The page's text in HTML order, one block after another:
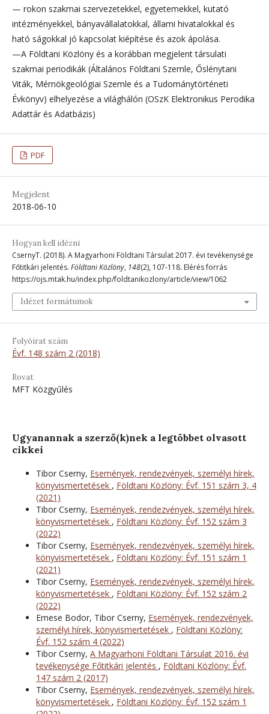
— rokon szakmai szervezetekkel, egyetemekkel, kutató
intézményekkel, bányavállalatokkal, állami hivatalokkal és
ható ságokkal jó kapcsolat kiépítése és azok ápolása.
—A Földtani Közlöny és a korábban megjelent társulati
szakmai periodikák (Általános Földtani Szemle, Őslénytani
Viták, Mérnökgeológiai Szemle és a Tudománytörténeti
Évkönyv) elhelyezése a világhálón (OSzK Elektronikus Perodika
Adattár és Adatbázis)
PDF
Megjelent
2018-06-10
Hogyan kell idézni
CsernyT. (2018). A Magyarhoni Földtani Társulat 2017. évi tevékenysége
Főtitkári jelentés. Földtani Közlöny, 148(2), 107-118. Elérés forrás
https://ojs.mtak.hu/index.php/foldtanikozlony/article/view/1062
Idézet formátumok
Folyóirat szám
Évf. 148 szám 2 (2018)
Rovat
MFT Közgyűlés
Ugyanannak a szerző(k)nek a legtöbbet olvasott
cikkei
Tibor Cserny, Események, rendezvények, személyi hírek,
könyvismertetések , Földtani Közlöny: Évf. 151 szám 3, 4
(2021)
Tibor Cserny, Események, rendezvények, személyi hírek,
könyvismertetések , Földtani Közlöny: Évf. 152 szám 3
(2022)
Tibor Cserny, Események, rendezvények, személyi hírek,
könyvismertetések , Földtani Közlöny: Évf. 151 szám 1
(2021)
Tibor Cserny, Események, rendezvények, személyi hírek,
könyvismertetések , Földtani Közlöny: Évf. 152 szám 2
(2022)
Emese Bodor, Tibor Cserny, Események, rendezvények,
személyi hírek, könyvismertetések , Földtani Közlöny:
Évf. 152 szám 4 (2022)
Tibor Cserny, A Magyarhoni Földtani Társulat 2016. évi
tevékenysége Főtitkári jelentés , Földtani Közlöny: Évf.
147 szám 2 (2017)
Tibor Cserny, Események, rendezvények, személyi hírek,
könyvismertetések , Földtani Közlöny: Évf. 152 szám 1